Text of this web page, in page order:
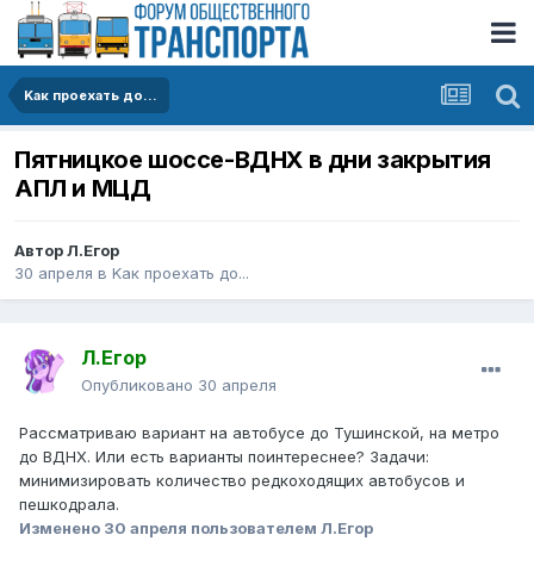
Kак проехать до...
Пятницкое шоссе-ВДНХ в дни закрытия
АПЛ и МЦД
АвторЛ.Егор
30 апреля в Kак проехать до...
Л.Егор
Опубликовано 30 апреля
Рассматриваю вариант на автобусе до Тушинской, на метро
до ВДНХ. Или есть варианты поинтереснее? Задачи:
минимизировать количество редкоходящих автобусов и
пешкодрала.
Изменено 30 апреля пользователем Л.Егор